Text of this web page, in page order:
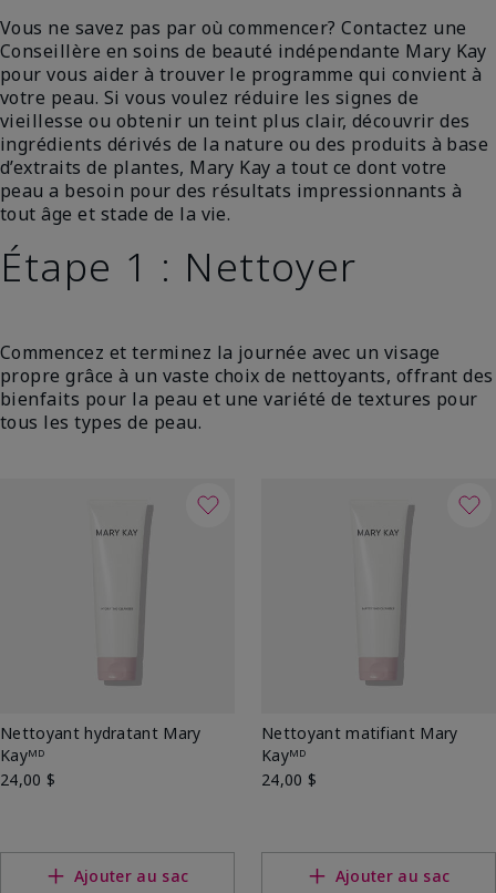
Vous ne savez pas par où commencer? Contactez une
Conseillère en soins de beauté indépendante Mary Kay
pour vous aider à trouver le programme qui convient à
votre peau. Si vous voulez réduire les signes de
vieillesse ou obtenir un teint plus clair, découvrir des
ingrédients dérivés de la nature ou des produits à base
d’extraits de plantes, Mary Kay a tout ce dont votre
peau a besoin pour des résultats impressionnants à
tout âge et stade de la vie.
Étape 1 : Nettoyer
Commencez et terminez la journée avec un visage
propre grâce à un vaste choix de nettoyants, offrant des
bienfaits pour la peau et une variété de textures pour
tous les types de peau.
Nettoyant hydratant Mary
Kayᴹᴰ
24,00 $
Ajouter au sac
Nettoyant matifiant Mary
Kayᴹᴰ
24,00 $
Ajouter au sac